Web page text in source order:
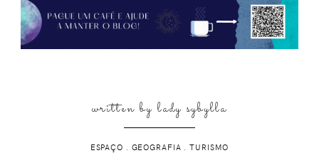
written bylady sybylla
ESPAÇO . GEOGRAFIA .TURISMO